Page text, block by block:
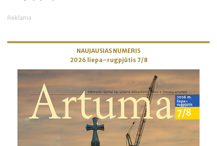
Reklama
NAUJAUSIAS NUMERIS
2026 liepa–rugpjūtis 7/8